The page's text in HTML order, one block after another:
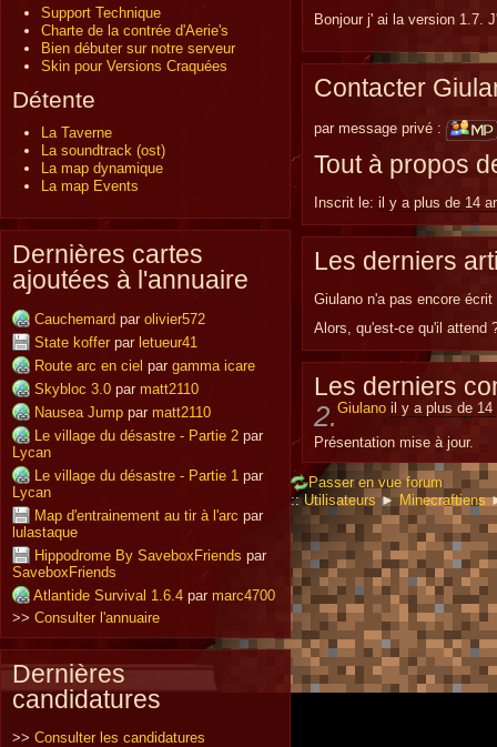
Support Technique
Charte de la contrée d'Aerie's
Bien débuter sur notre serveur
Skin pour Versions Craquées
Détente
La Taverne
La soundtrack (ost)
La map dynamique
La map Events
Dernières cartes
ajoutées à l'annuaire
Cauchemard par olivier572
State koffer par letueur41
Route arc en ciel par gamma icare
Skybloc 3.0 par matt2110
Nausea Jump par matt2110
Le village du désastre - Partie 2 par
Lycan
Le village du désastre - Partie 1 par
Lycan
Map d'entrainement au tir à l'arc par
lulastaque
Hippodrome By SaveboxFriends par
SaveboxFriends
Atlantide Survival 1.6.4 par marc4700
>> Consulter l'annuaire
Dernières
candidatures
>> Consulter les candidatures
Bonjour j' ai la version 1.7.
Contacter
par message privé :
Tout à propos
Inscrit le: il y a plus de 14
Les derniers
Giulano n'a pas encore
Alors, qu'est-ce qu'il attend
Les derniers
2. Giulano il y a plus de 14
Présentation mise à jour.
Passer en vue forum
:: Utilisateurs ►Minecraftiens